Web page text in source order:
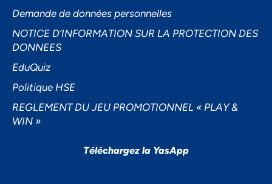
Demande de données personnelles
NOTICE D’INFORMATION SUR LA PROTECTION DES
DONNEES
EduQuiz
Politique HSE
REGLEMENT DU JEU PROMOTIONNEL « PLAY &
WIN »
Téléchargez la YasApp
Préférences